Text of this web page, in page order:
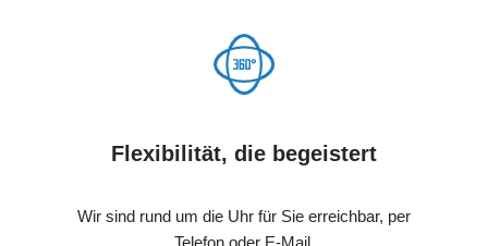
Flexibilität, die begeistert
Wir sind rund um die Uhr für Sie erreichbar, per
Telefon oder E-Mail.